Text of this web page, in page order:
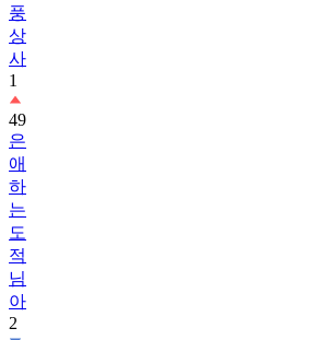
풍
상
사
1
49
은
애
하
는
도
적
님
아
2